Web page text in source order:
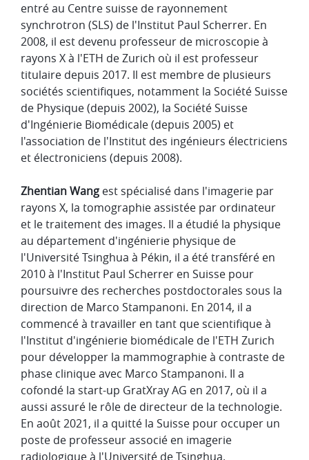
entré au Centre suisse de rayonnement
synchrotron (SLS) de l'Institut Paul Scherrer. En
2008, il est devenu professeur de microscopie à
rayons X à l'ETH de Zurich où il est professeur
titulaire depuis 2017. Il est membre de plusieurs
sociétés scientifiques, notamment la Société Suisse
de Physique (depuis 2002), la Société Suisse
d'Ingénierie Biomédicale (depuis 2005) et
l'association de l'Institut des ingénieurs électriciens
et électroniciens (depuis 2008).
Zhentian Wang est spécialisé dans l'imagerie par
rayons X, la tomographie assistée par ordinateur
et le traitement des images. Il a étudié la physique
au département d'ingénierie physique de
l'Université Tsinghua à Pékin, il a été transféré en
2010 à l'Institut Paul Scherrer en Suisse pour
poursuivre des recherches postdoctorales sous la
direction de Marco Stampanoni. En 2014, il a
commencé à travailler en tant que scientifique à
l'Institut d'ingénierie biomédicale de l'ETH Zurich
pour développer la mammographie à contraste de
phase clinique avec Marco Stampanoni. Il a
cofondé la start-up GratXray AG en 2017, où il a
aussi assuré le rôle de directeur de la technologie.
En août 2021, il a quitté la Suisse pour occuper un
poste de professeur associé en imagerie
radiologique à l'Université de Tsinghua.